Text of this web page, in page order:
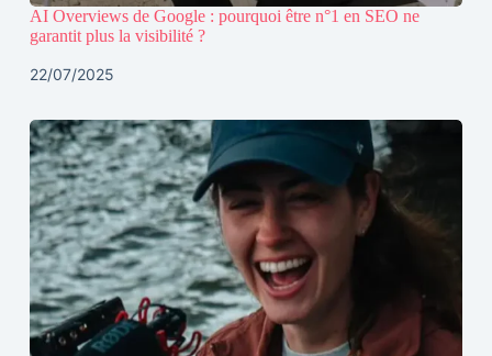
AI Overviews de Google : pourquoi être n°1 en SEO ne
garantit plus la visibilité ?
22/07/2025